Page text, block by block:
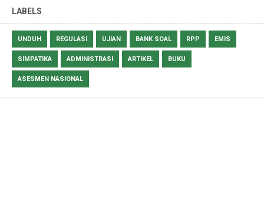
LABELS
UNDUH REGULASI UJIAN BANK SOAL RPP EMIS
SIMPATIKA ADMINISTRASI ARTIKEL BUKU
ASESMEN NASIONAL